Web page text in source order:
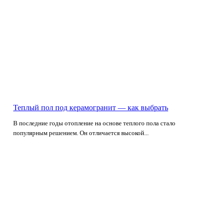
Теплый пол под керамогранит — как выбрать
В последние годы отопление на основе теплого пола стало
популярным решением. Он отличается высокой...